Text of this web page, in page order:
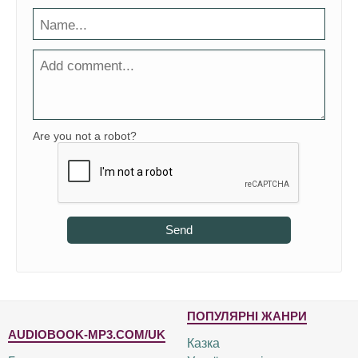
Are you not a robot?
Send
AUDIOBOOK-MP3.COM/UK
ПОПУЛЯРНІ ЖАНРИ
Казка